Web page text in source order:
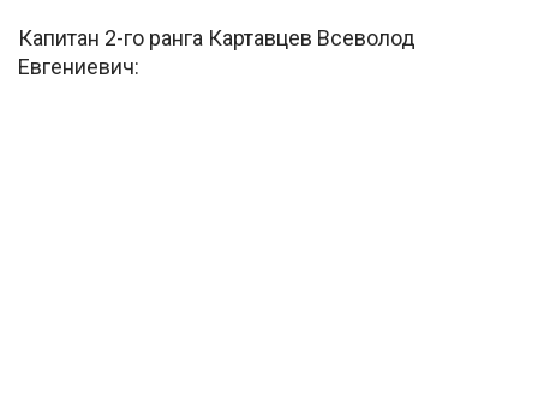
Капитан 2-го ранга Картавцев Всеволод
Евгениевич: